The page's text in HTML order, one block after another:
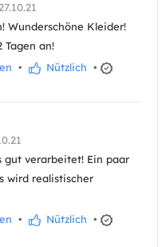
Wunderschöne Kleider!
Tagen an!
• Nützlich •
gut verarbeitet! Ein paar
wird realistischer
• Nützlich •